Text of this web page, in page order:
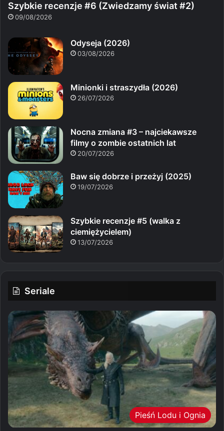
Szybkie recenzje #6 (Zwiedzamy świat #2)
09/08/2026
Odyseja (2026)
03/08/2026
Minionki i straszydła (2026)
26/07/2026
Nocna zmiana #3 – najciekawsze
filmy o zombie ostatnich lat
20/07/2026
Baw się dobrze i przeżyj (2025)
19/07/2026
Szybkie recenzje #5 (walka z
ciemiężycielem)
13/07/2026
Seriale
Pieśń Lodu i Ognia